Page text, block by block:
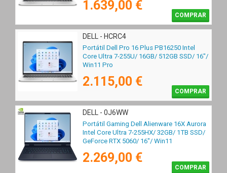
1.639,00 €
COMPRAR
DELL - HCRC4
Portátil Dell Pro 16 Plus PB16250 Intel
Core Ultra 7-255U/ 16GB/ 512GB SSD/ 16"/
Win11 Pro
2.115,00 €
COMPRAR
DELL - 0J6WW
Portátil Gaming Dell Alienware 16X Aurora
Intel Core Ultra 7-255HX/ 32GB/ 1TB SSD/
GeForce RTX 5060/ 16"/ Win11
2.269,00 €
COMPRAR